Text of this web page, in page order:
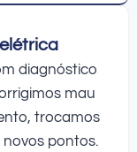
diagnóstico
mau
trocamos
pontos.